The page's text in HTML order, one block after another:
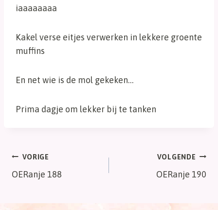
iaaaaaaaa
Kakel verse eitjes verwerken in lekkere groente
muffins
En net wie is de mol gekeken…
Prima dagje om lekker bij te tanken
Bericht
navigatie
VORIGE
OERanje 188
VOLGENDE
OERanje 190